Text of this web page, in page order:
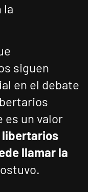
la
siguen
en el debate
es un valor
llamar la